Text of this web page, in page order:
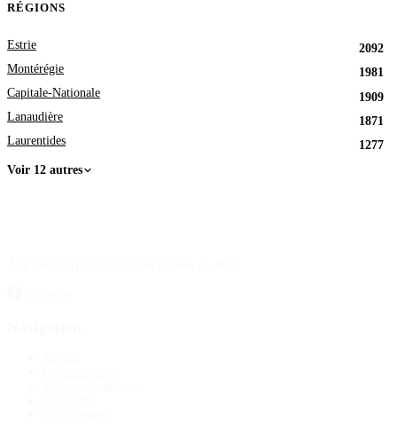
RÉGIONS
Estrie
2092
Montérégie
1981
Capitale-Nationale
1909
Lanaudière
1871
Laurentides
1277
Voir 12 autres